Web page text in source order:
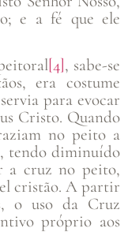
e a fé que ele
[4], sabe-se
era costume
para evocar
Cristo. Quando
no peito a
tendo diminuído
a cruz no peito,
cristão. A partir
o uso da Cruz
próprio aos